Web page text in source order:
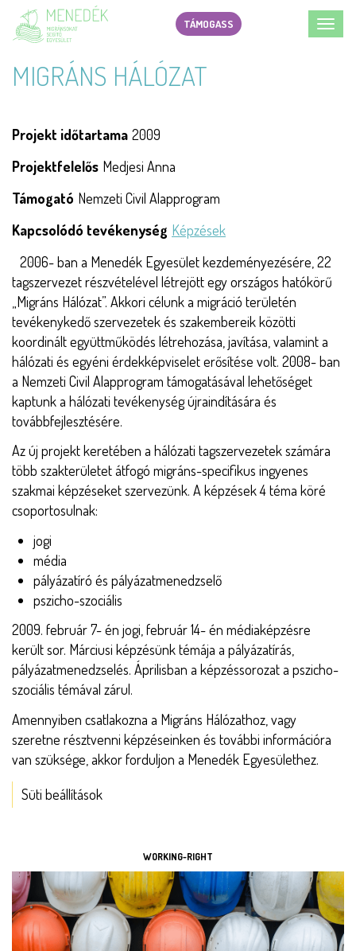
Ugrás
TÁMOGASS
MIGRÁNS HÁLÓZAT
Projekt időtartama 2009
Projektfelelős Medjesi Anna
Támogató Nemzeti Civil Alapprogram
Kapcsolódó tevékenység Képzések
2006- ban a Menedék Egyesület kezdeményezésére, 22
tagszervezet részvételével létrejött egy országos hatókörű
„Migráns Hálózat”. Akkori célunk a migráció területén
tevékenykedő szervezetek és szakembereik közötti
koordinált együttműködés létrehozása, javítása, valamint a
hálózati és egyéni érdekképviselet erősítése volt. 2008- ban
a Nemzeti Civil Alapprogram támogatásával lehetőséget
kaptunk a hálózati tevékenység újraindítására és
továbbfejlesztésére.
Az új projekt keretében a hálózati tagszervezetek számára
több szakterületet átfogó migráns-specifikus ingyenes
szakmai képzéseket szervezünk. A képzések 4 téma köré
csoportosulnak:
jogi
média
pályázatíró és pályázatmenedzselő
pszicho-szociális
2009. február 7- én jogi, február 14- én médiaképzésre
került sor. Márciusi képzésünk témája a pályázatírás,
pályázatmenedzselés. Áprilisban a képzéssorozat a pszicho-
szociális témával zárul.
Amennyiben csatlakozna a Migráns Hálózathoz, vagy
szeretne résztvenni képzéseinken és további információra
van szüksége, akkor forduljon a Menedék Egyesülethez.
ESZKÖZÖK
Süti beállítások
WORKING-RIGHT